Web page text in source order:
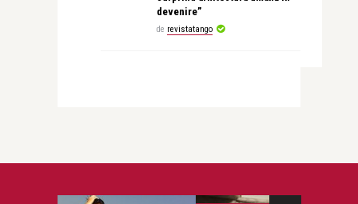
devenire”
de revistatango